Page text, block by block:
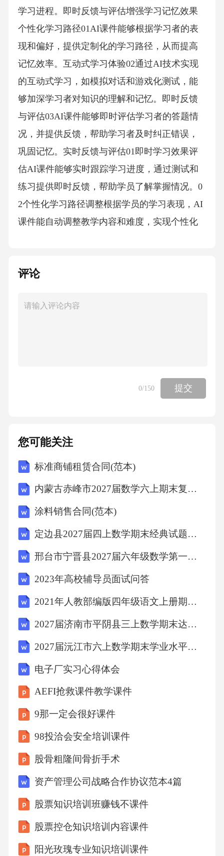
学习进程。即时反馈与评估增强学习记忆效果
个性化学习路径01AI课件能够根据学习者的表
现和偏好，提供定制化的学习路径，从而提高
记忆效率。互动式学习体验02通过AI技术实现
的互动式学习，如模拟对话和游戏化测试，能
够加深学习者对知识的理解和记忆。即时反馈
与评估03AI课件能够即时评估学习者的答题情
况，并提供反馈，帮助学习者及时纠正错误，
巩固记忆。实时反馈与评估01即时学习效果评
估AI课件能够实时跟踪学习进度，通过测试和
练习提供即时反馈，帮助学员了解掌握情况。0
2个性化学习路径调整根据学员的学习表现，AI
课件能自动调整教学内容和难度，实现个性化
习体验并即时评估解决问题的能力。安全培训
保内容贴近实际工作，如模拟真实场景的应急
保培训效果的持续性。持续性原则02培训课程
设计原则互动性原则个性化原则01课程设计应
的不同背景和岗位需求，提供定制化的培训内
容，确保每位员工都能从中获得必要的安全知
识。培训对象与需求分析针对不同岗位和职
理层等。确定培训目标群体通过问卷调查、面
试等方式，评估各群体对安全知识和技能的具
体需求。评估培训需求分析不同岗位可能面临
的网络安全、数据保护等潜在风险，为培训内
进03鼓励员工参与持续性学习，通过在线课
程、研讨会等方式，不断更新安全知识和技
能。实施持续性学习计划02收集受训员工的反
馈意见，针对课程内容和教学方法进行调整，
以提高培训的针对性和有效性。收集反馈优化
课程内容01通过定期的测试和问卷调查，评估
员工对安全知识的掌握程度和实际操作能力。
定期评估培训成效04增加模拟演练和现场操
能在紧急情况下正确反应。强化实操演练环节A
I与安全培训的挑战05技术更新与维护成本随着
AI技术的快速发展，安全培训内容需要不断更
新，以适应新的安全威胁和挑战。持续的技术
迭代企业需投入大量资金用于AI系统的维护和
升级，确保培训系统与最新技术同步。高昂的
评论
0/150 提交
您可能关注
标准商铺租赁合同(范本)
内蒙古赤峰市2027届数学六上期末复习检测模拟试题含解析
涂料销售合同(范本)
定边县2027届四上数学期末经典试题含解析
邢台市宁晋县2027届六年级数学第一学期期末达标检测模拟试题含解析
2023年高校辅导员面试问答
2021年人教部编版四年级语文上册期中考试卷()
2027届济南市平阴县三上数学期末达标检测模拟试题含解析
2027届沅江市六上数学期末学业水平测试试题含解析
电子厂实习心得体会
AEFI抢救课件教学课件
9那一定会很好课件
98投洽会安全培训课件
股骨粗隆间骨折手术
资产管理公司战略合作协议范本4篇
股票知识培训班赚钱不课件
股票控仓知识培训内容课件
阳光玫瑰专业知识培训课件